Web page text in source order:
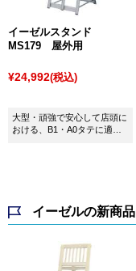
イーゼルスタンド
MS179 屋外用
¥24,992(税込)
大型・頑強で安心して店頭に
おける、B1・A0タテに適応
イーゼルの新商品